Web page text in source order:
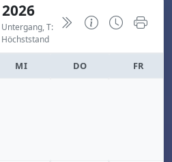
T:
MI DO FR